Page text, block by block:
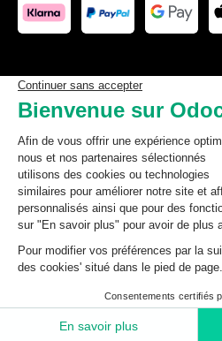
Ajouter au
Les données affichées ici,
complète, ne doivent pas être
données ou la base de données
exploiter, ni de les rendre accessible
préalable de TecDoc. Toute
droits d’auteur et fera l’objet de
odocar2026©
CGV Particuliers
CGV Professionnels
Données personnelles